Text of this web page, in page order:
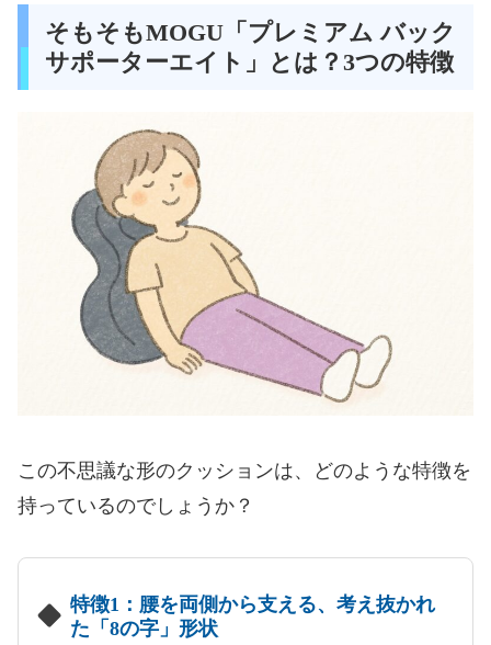
そもそもMOGU「プレミアム バック
サポーターエイト」とは？3つの特徴
この不思議な形のクッションは、どのような特徴を
持っているのでしょうか？
特徴1：腰を両側から支える、考え抜かれ
た「8の字」形状